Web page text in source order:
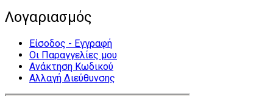
Λογαριασμός
Είσοδος - Εγγραφή
Οι Παραγγελίες μου
Ανάκτηση Κωδικού
Αλλαγή Διεύθυνσης